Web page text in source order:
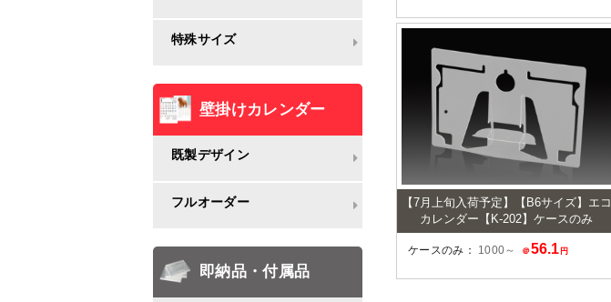
特殊サイズ
壁掛けカレンダー
既製デザイン
フルオーダー
即納品・付属品
【7月上旬入荷予定】【B6サイズ】エコ
カレンダー【K-202】ケースのみ
ケースのみ： 1000～ ＠56.1 円